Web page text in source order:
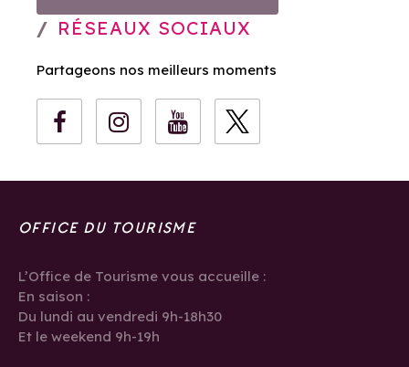
RÉSEAUX SOCIAUX
Partageons nos meilleurs moments
OFFICE DU TOURISME
L’Office de Tourisme vous accueille :
En saison :
Du lundi au vendredi 9h-18h30
Et le weekend 9h-19h